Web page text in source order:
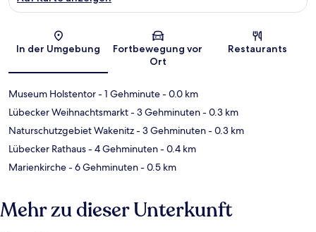
Karte
In der Umgebung
Fortbewegung vor
Ort
Restaurants
Museum Holstentor- 1 Gehminute- 0.0 km
Lübecker Weihnachtsmarkt- 3 Gehminuten- 0.3 km
Naturschutzgebiet Wakenitz- 3 Gehminuten- 0.3 km
Lübecker Rathaus- 4 Gehminuten- 0.4 km
Marienkirche- 6 Gehminuten- 0.5 km
Mehr zu dieser Unterkunft